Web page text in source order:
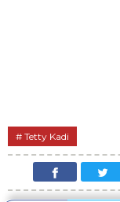
Tetty Kadi